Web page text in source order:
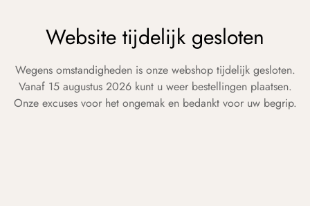
Website tijdelijk gesloten
Wegens omstandigheden is onze webshop tijdelijk gesloten.
Vanaf 15 augustus 2026 kunt u weer bestellingen plaatsen.
Onze excuses voor het ongemak en bedankt voor uw begrip.